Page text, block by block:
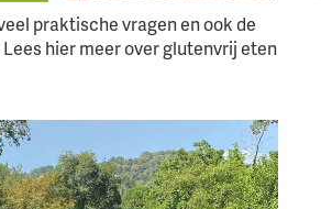
praktische vragen en ook de
hier meer over glutenvrij eten